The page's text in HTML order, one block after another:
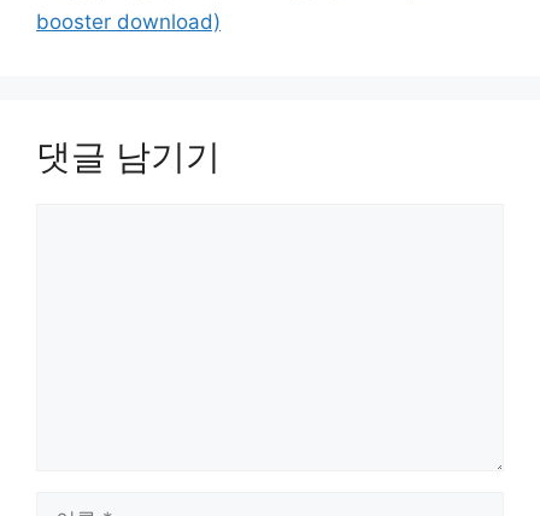
booster download)
댓글 남기기